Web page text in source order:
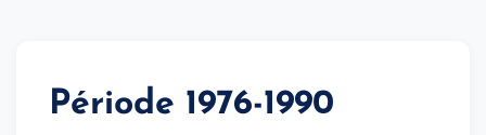
Période 1976-1990